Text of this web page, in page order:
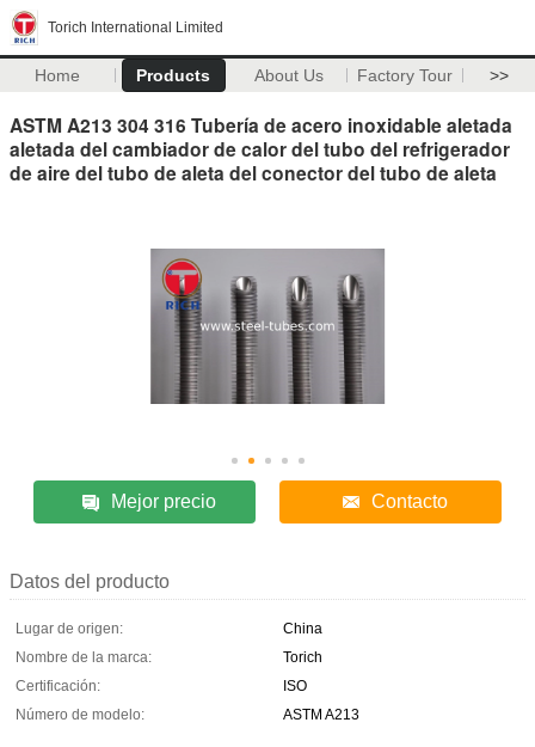
Torich International Limited
Home Products About Us Factory Tour >>
ASTM A213 304 316 Tubería de acero inoxidable aletada
aletada del cambiador de calor del tubo del refrigerador
de aire del tubo de aleta del conector del tubo de aleta
Mejor precio Contacto
Datos del producto
Lugar de origen:
China
Nombre de la marca:
Torich
Certificación:
ISO
Número de modelo:
ASTM A213